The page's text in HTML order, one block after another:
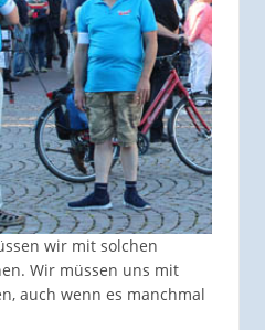
wir mit solchen
Wir müssen uns mit
auch wenn es manchmal